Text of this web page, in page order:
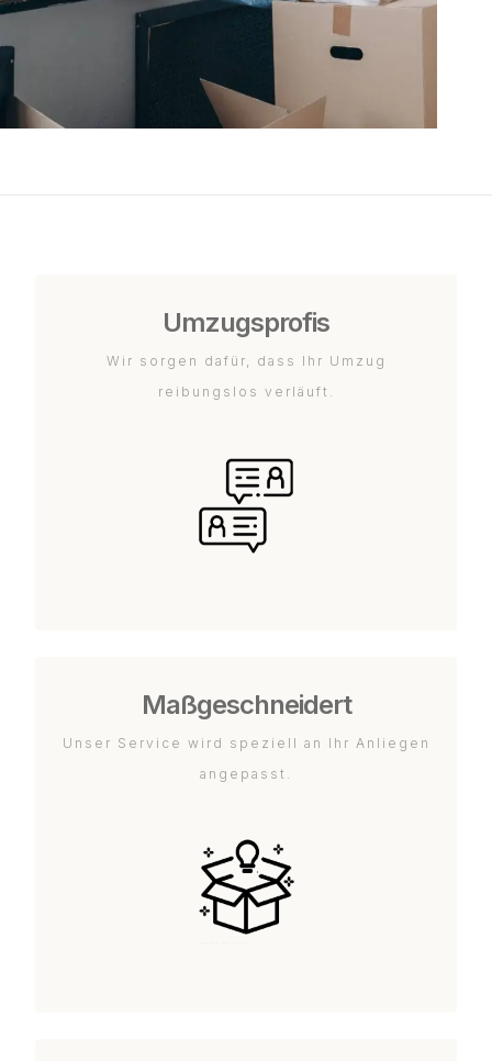
Umzugsprofis
Wir sorgen dafür, dass Ihr Umzug
reibungslos verläuft.
Maßgeschneidert
Unser Service wird speziell an Ihr Anliegen
angepasst.